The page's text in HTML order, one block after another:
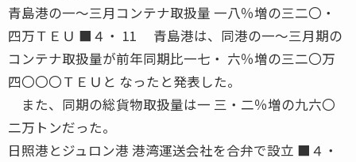
青島港の一〜三月コンテナ取扱量 一八％増の三二〇・
四万ＴＥＵ ■４・ 11 青島港は、同港の一〜三月期の
コンテナ取扱量が前年同期比一七・ 六％増の三二〇万
四〇〇〇ＴＥＵと なったと発表した。
また、同期の総貨物取扱量は一 三・二％増の九六〇
二万トンだった。
日照港とジュロン港 港湾運送会社を合弁で設立 ■４・